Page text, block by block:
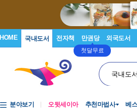
HOME 국내도서 전자책 만권당
첫달무료
외국도서
국내도
분야보기 오뒷세이아 추천마법사 베